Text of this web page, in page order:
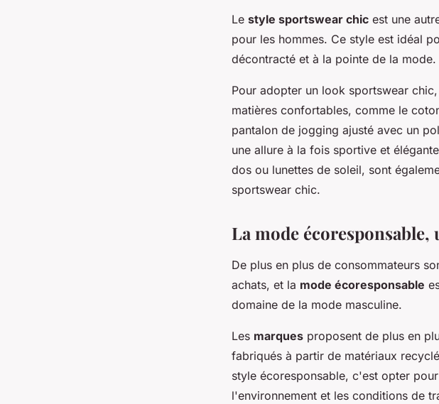
Le style sportswear chic est une
pour les hommes. Ce style est idéal
décontracté et à la pointe de la mode.
Pour adopter un look sportswear
matières confortables, comme le
pantalon de jogging ajusté avec un
une allure à la fois sportive et
dos ou lunettes de soleil, sont
sportswear chic.
La mode
De plus en plus de consommateurs
achats, et la mode écoresponsable
domaine de la mode masculine.
Les marques proposent de plus en
fabriqués à partir de matériaux
style écoresponsable, c'est opter
l'environnement et les conditions de